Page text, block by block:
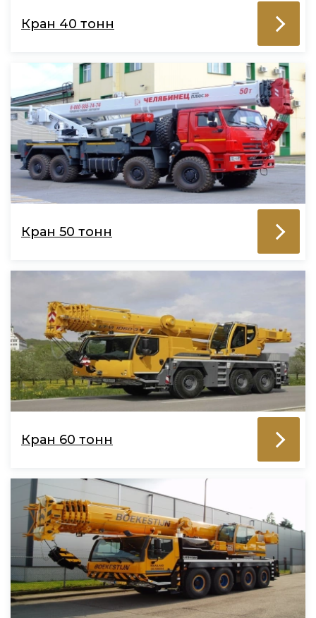
Кран 40 тонн
Кран 50 тонн
Кран 60 тонн